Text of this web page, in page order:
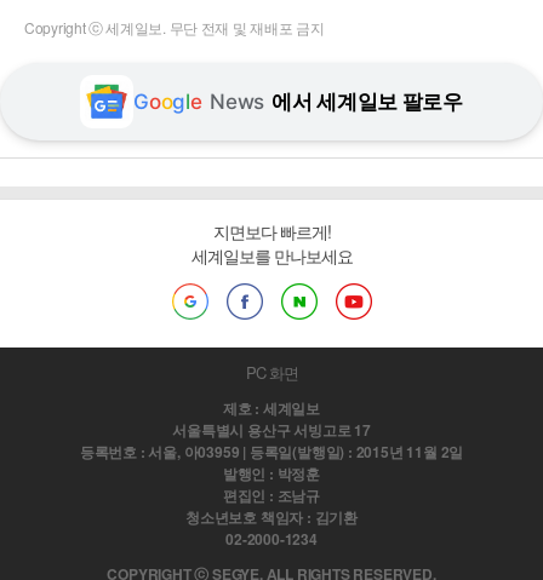
Copyright ⓒ 세계일보. 무단 전재 및 재배포 금지
Google News 에서 세계일보 팔로우
지면보다 빠르게!
세계일보를 만나보세요
PC 화면
제호 : 세계일보
서울특별시 용산구 서빙고로 17
등록번호 : 서울, 아03959 | 등록일(발행일) : 2015년 11월 2일
발행인 : 박정훈
편집인 : 조남규
청소년보호 책임자 : 김기환
02-2000-1234
COPYRIGHT ⓒ SEGYE. ALL RIGHTS RESERVED.